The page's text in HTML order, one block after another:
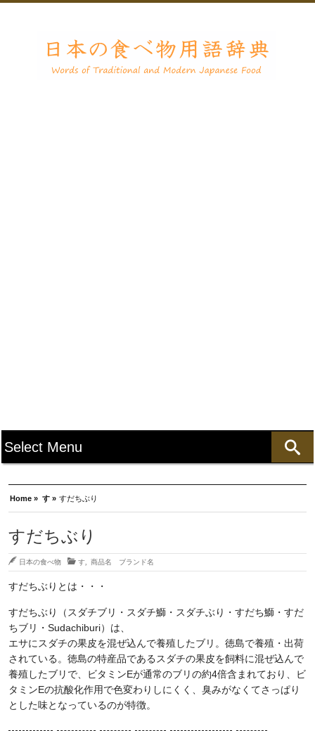
Home » す » すだちぶり
すだちぶり
日本の食べ物 す 商品名 ブランド名
すだちぶりとは・・・
すだちぶり（スダチブリ・スダチ鰤・スダチぶり・すだち鰤・すだ
ちブリ・Sudachiburi）は、
エサにスダチの果皮を混ぜ込んで養殖したブリ。徳島で養殖・出荷
されている。徳島の特産品であるスダチの果皮を飼料に混ぜ込んで
養殖したブリで、ビタミンEが通常のブリの約4倍含まれており、ビ
タミンEの抗酸化作用で色変わりしにくく、臭みがなくてさっぱり
とした味となっているのが特徴。